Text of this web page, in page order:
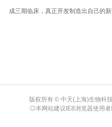
成三期临床，真正开发制造出自己的新
版权所有 © 中天(上海)生物科
◎本网站建议IE8浏览器使用者